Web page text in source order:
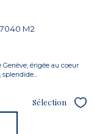
M2
Genève, érigée au coeur
Sélection